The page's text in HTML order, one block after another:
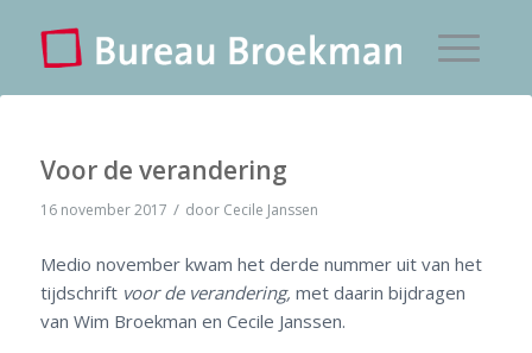
Voor de verandering
16 november 2017 / door Cecile Janssen
Medio november kwam het derde nummer uit van het
tijdschrift voor de verandering, met daarin bijdragen
van Wim Broekman en Cecile Janssen.